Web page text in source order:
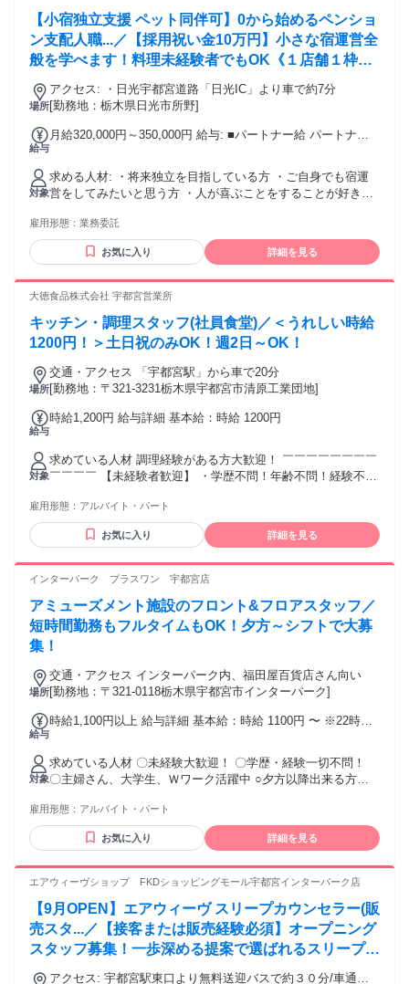
【小宿独立支援 ペット同伴可】0から始めるペンショ
ン支配人職...／【採用祝い金10万円】小さな宿運営全
般を学べます！料理未経験者でもOK《１店舗１枠限
定》
場所
アクセス: ・日光宇都宮道路「日光IC」より車で約7分
[勤務地：栃木県日光市所野]
給与
月給320,000円～350,000円 給与: ■パートナー給 パートナー
※推定年収：700,000円～1,000,000円。 ※お客様の数に応じ
て支給額は変動します。
対象
求める人材: ・将来独立を目指している方 ・ご自身でも宿運
営をしてみたいと思う方 ・人が喜ぶことをすることが好きな
雇用形態： 業務委託
お気に入り 詳細を見る
大徳食品株式会社 宇都宮営業所
キッチン・調理スタッフ(社員食堂)／＜うれしい時給
1200円！＞土日祝のみOK！週2日～OK！
場所
交通・アクセス 「宇都宮駅」から車で20分
[勤務地：〒321-3231栃木県宇都宮市清原工業団地]
給与
時給1,200円 給与詳細 基本給：時給 1200円
対象
求めている人材 調理経験がある方大歓迎！ ￣￣￣￣￣￣￣￣
￣￣￣￣ 【未経験者歓迎】 ・学歴不問！年齢不問！経験不
めたスタッフや ブランクから復帰したスタッフも活躍中！ ＊
がっつり働いてるフリーターも活躍中！ 【男性・女性活躍
中】 ＊フリーター歓迎 ＊ブランク歓迎！ブランクOK！ ＊ミ
せます～ レストラン、居酒屋、カフェ、 パン屋、ラーメン
ッフ、カフェスタッフ、 洗い場、調理補助、調理スタッフな
どの経験。 家事で料理をよくする方や、 料理が好きな方にも
オススメ！
雇用形態： アルバイト・パート
お気に入り 詳細を見る
インターパーク プラスワン 宇都宮店
アミューズメント施設のフロント&フロアスタッフ／
短時間勤務もフルタイムもOK！夕方～シフトで大募
集！
場所
交通・アクセス インターパーク内、福田屋百貨店さん向い
[勤務地：〒321-0118栃木県宇都宮市インターパーク]
給与
時給1,100円以上 給与詳細 基本給：時給 1100円 〜 ※22時以
対象
求めている人材 〇未経験大歓迎！ 〇学歴・経験一切不問！
〇主婦さん、大学生、Ｗワーク活躍中 ○夕方以降出来る方大
迎！ 年齢の条件と理由：あり（例外事由2号・18歳以上 （風
営法により））
雇用形態： アルバイト・パート
お気に入り 詳細を見る
エアウィーヴショップ FKDショッピングモール宇都宮インターパーク店
【9月OPEN】エアウィーヴ スリープカウンセラー(販
売スタ...／【接客または販売経験必須】オープニング
スタッフ募集！一歩深める提案で選ばれるスリープカ
ウンセラー
アクセス: 宇都宮駅東口より無料送迎バスで約３０分/車通勤